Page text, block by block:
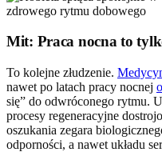
Mit: Praca nocna to
To kolejne złudzenie.
nawet po latach pracy nocnej
się” do odwróconego rytmu.
procesy regeneracyjne
oszukania zegara
odporności, a nawet układu